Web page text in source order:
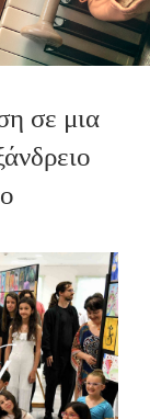
σε μια